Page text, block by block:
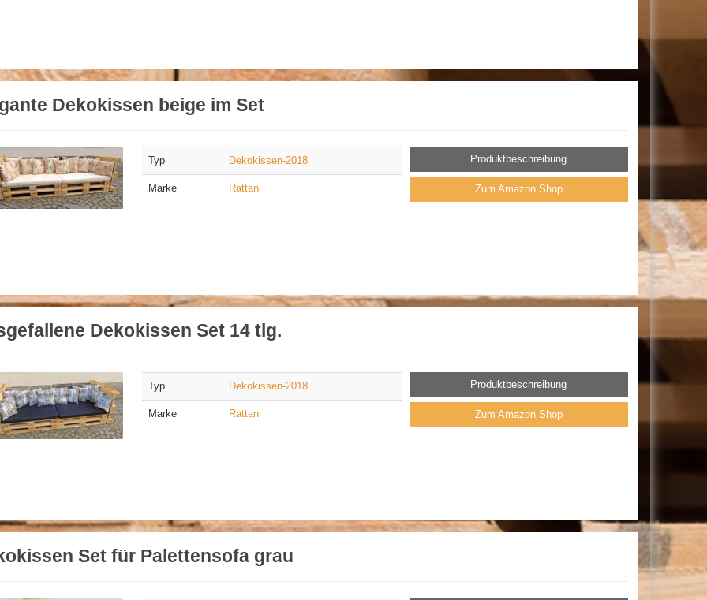
Dekokissen beige im Set
Typ Dekokissen-2018
Marke Rattani
Produktbeschreibung
Zum Amazon Shop
Dekokissen Set 14 tlg.
Typ Dekokissen-2018
Marke Rattani
Produktbeschreibung
Zum Amazon Shop
Set für Palettensofa grau